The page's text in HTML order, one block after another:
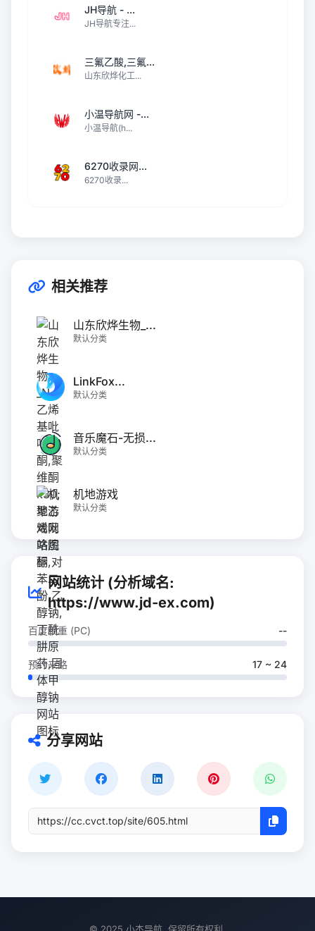
JH导航 - ...
JH导航专注...
三氟乙酸,三氟...
山东欣烨化工...
小温导航网 -...
小温导航(h...
6270收录网...
6270收录...
相关推荐
山东欣烨生物_...
默认分类
LinkFox...
默认分类
音乐魔石-无损...
默认分类
机地游戏
默认分类
网站统计 (分析域名:
https://www.jd-ex.com)
百度权重 (PC) --
预计来路 17 ~ 24
分享网站